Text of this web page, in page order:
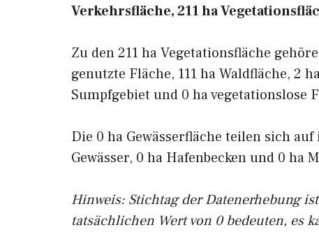
Verkehrsfläche, 211 ha
Zu den 211 ha Vegetationsfläche
genutzte Fläche, 111 ha Waldfläche, 2
Sumpfgebiet und 0 ha vegetationslose
Die 0 ha Gewässerfläche teilen sich
Gewässer, 0 ha Hafenbecken und 0 ha
Hinweis: Stichtag der Datenerhebung
tatsächlichen Wert von 0 bedeuten, es